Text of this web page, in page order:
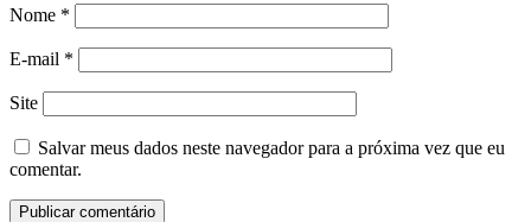
Nome *
E-mail *
Site
Salvar meus dados neste navegador para a próxima vez que eu
comentar.